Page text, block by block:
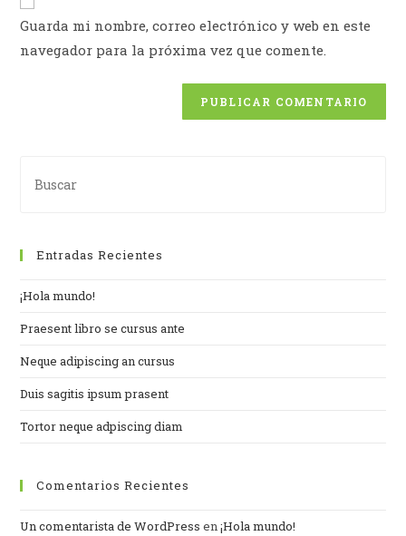
Guarda mi nombre, correo electrónico y web en este
navegador para la próxima vez que comente.
Entradas Recientes
¡Hola mundo!
Praesent libro se cursus ante
Neque adipiscing an cursus
Duis sagitis ipsum prasent
Tortor neque adpiscing diam
Comentarios Recientes
Un comentarista de WordPress en¡Hola mundo!